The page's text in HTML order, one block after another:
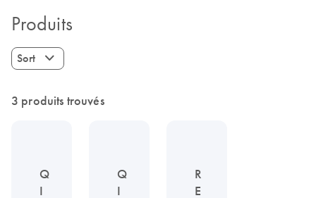
Produits
Sort
3 produits trouvés
Q
I
Q
I
R
E